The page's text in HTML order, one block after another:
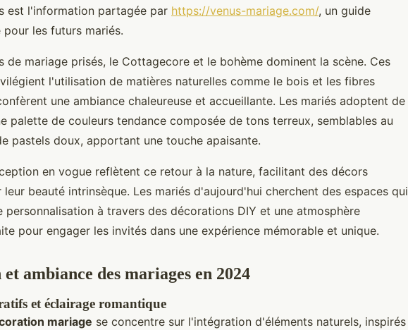
est l'information partagée par https://venus-mariage.com/, un guide
les futurs mariés.
de mariage prisés, le Cottagecore et le bohème dominent la scène. Ces
l'utilisation de matières naturelles comme le bois et les fibres
une ambiance chaleureuse et accueillante. Les mariés adoptent de
palette de couleurs tendance composée de tons terreux, semblables au
pastels doux, apportant une touche apaisante.
en vogue reflètent ce retour à la nature, facilitant des décors
leur beauté intrinsèque. Les mariés d'aujourd'hui cherchent des espaces qui
personnalisation à travers des décorations DIY et une atmosphère
pour engager les invités dans une expérience mémorable et unique.
ambiance des mariages en 2024
et éclairage romantique
mariage se concentre sur l'intégration d'éléments naturels, inspirés